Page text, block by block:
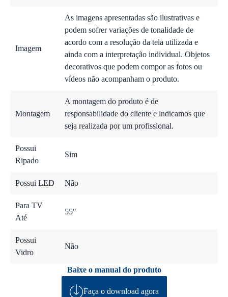
Imagem
As imagens apresentadas são ilustrativas e
podem sofrer variações de tonalidade de
acordo com a resolução da tela utilizada e
ainda com a interpretação individual. Objetos
decorativos que podem compor as fotos ou
vídeos não acompanham o produto.
Montagem
A montagem do produto é de
responsabilidade do cliente e indicamos que
seja realizada por um profissional.
Possui
Ripado
Sim
Possui LED Não
Para TV
Até
55"
Possui
Vidro
Não
Baixe o manual do produto
Faça o download agora